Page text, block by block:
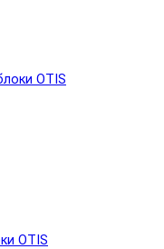
OTIS
OTIS